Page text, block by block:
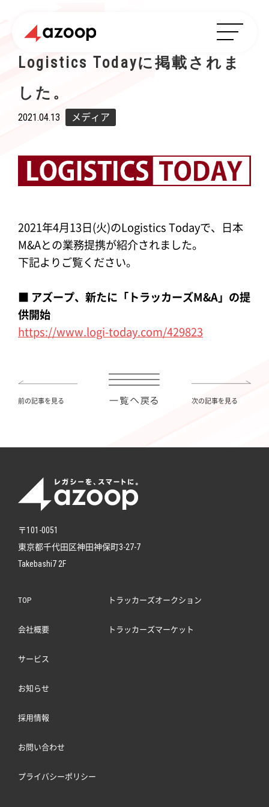
Logistics Todayに掲載されま
した。
2021.04.13 メディア
2021年4月13日(火)のLogistics Todayで、日本
M&Aとの業務提携が紹介されました。
下記よりご覧ください。
■ アズープ、新たに「トラッカーズM&A」の提
供開始
https://www.logi-today.com/429823
前の記事を見る 次の記事を見る
〒101-0051
東京都千代田区神田神保町3-27-7
Takebashi7 2F
TOP
会社概要
サービス
お知らせ
採用情報
お問い合わせ
プライバシーポリシー
トラッカーズオークション
トラッカーズマーケット